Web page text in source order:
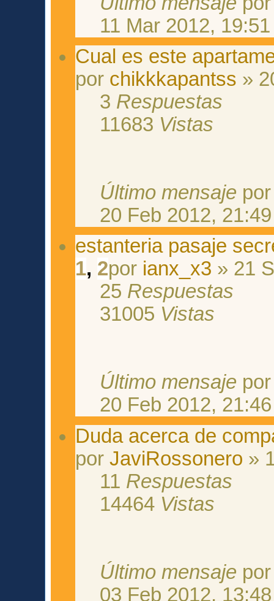
11 Mar 2012, 19:51
Cual es este
por chikkkapantss »
3 Respuestas
11683 Vistas
Último mensaje
20 Feb 2012, 21:49
estanteria pasaje
1, 2por ianx_x3 » 21
25 Respuestas
31005 Vistas
Último mensaje
20 Feb 2012, 21:46
Duda acerca de
porJaviRossonero »
11 Respuestas
14464 Vistas
Último mensaje
03 Feb 2012, 13:48